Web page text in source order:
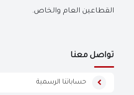
القطاعين العام والخاص.
تواصل معنا
حساباتنا الرسمية